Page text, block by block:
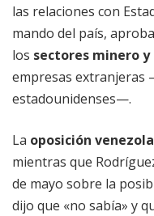
las relaciones con
mando del país,
los sectores minero
empresas extranjeras
estadounidenses—.
La oposición
mientras que
de mayo sobre la
dijo que «no sabía» y